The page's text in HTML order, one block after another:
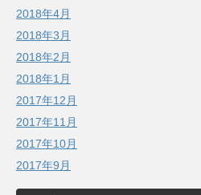
2018年4月
2018年3月
2018年2月
2018年1月
2017年12月
2017年11月
2017年10月
2017年9月